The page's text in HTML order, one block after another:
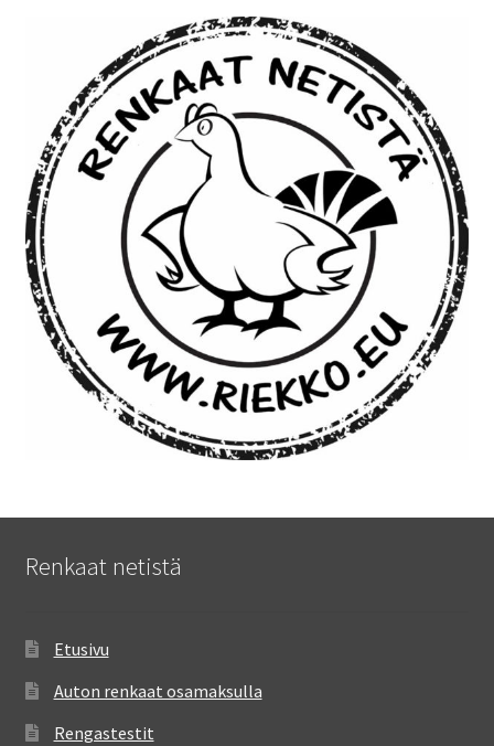
Renkaat netistä
Etusivu
Auton renkaat osamaksulla
Rengastestit